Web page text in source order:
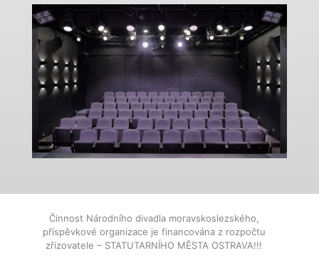
Činnost Národního divadla moravskoslezského,
příspěvkové organizace je financována z rozpočtu
zřizovatele – STATUTARNÍHO MĚSTA OSTRAVA!!!